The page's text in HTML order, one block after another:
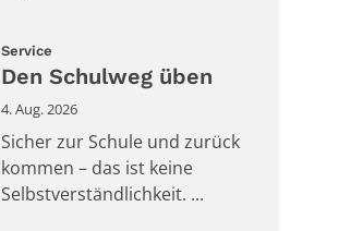
Service
Den Schulweg üben
4. Aug. 2026
Sicher zur Schule und zurück
kommen – das ist keine
Selbstverständlichkeit. ...